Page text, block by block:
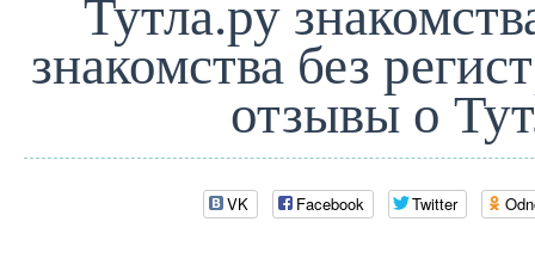
Тутла.ру
знакомства без
отзывы о
VK Facebook Twitter